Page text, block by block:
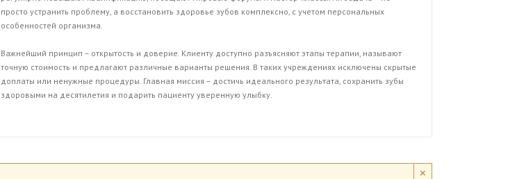
просто устранить проблему, а восстановить здоровье зубов комплексно, с учетом персональных
особенностей организма.
Важнейший принцип – открытость и доверие. Клиенту доступно разъясняют этапы терапии, называют
точную стоимость и предлагают различные варианты решения. В таких учреждениях исключены скрытые
доплаты или ненужные процедуры. Главная миссия – достичь идеального результата, сохранить зубы
здоровыми на десятилетия и подарить пациенту уверенную улыбку.
×